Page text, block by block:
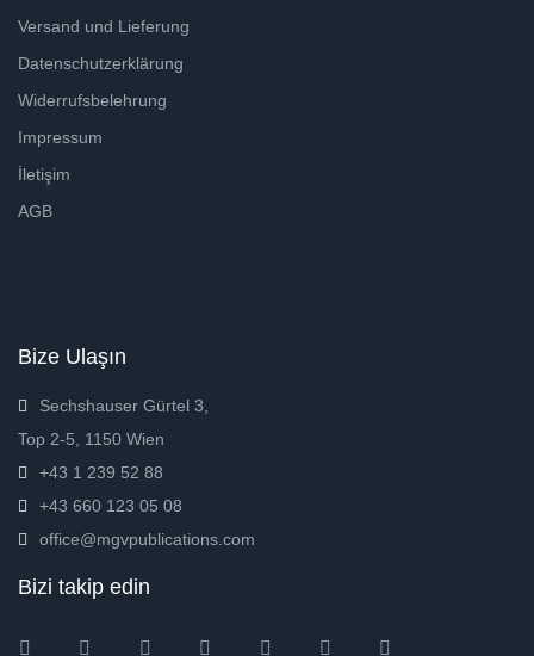
Versand und Lieferung
Datenschutzerklärung
Widerrufsbelehrung
Impressum
İletişim
AGB
Bize Ulaşın
Sechshauser Gürtel 3,
Top 2-5, 1150 Wien
+43 1 239 52 88
+43 660 123 05 08
office@mgvpublications.com
Bizi takip edin
InstagramFacebookTwitter Amazon Pinterest